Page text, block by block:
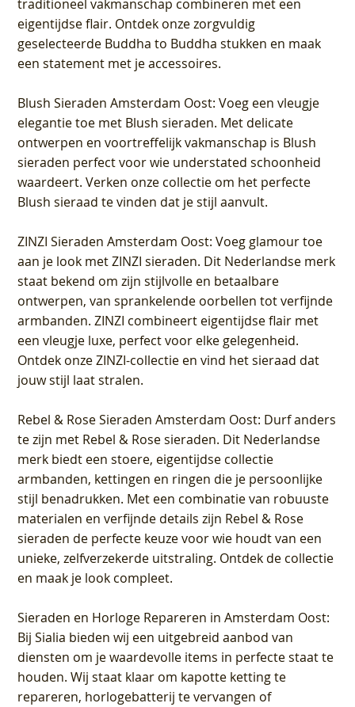
traditioneel vakmanschap combineren met een
eigentijdse flair. Ontdek onze zorgvuldig
geselecteerde Buddha to Buddha stukken en maak
een statement met je accessoires.
Blush Sieraden Amsterdam Oost: Voeg een vleugje
elegantie toe met Blush sieraden. Met delicate
ontwerpen en voortreffelijk vakmanschap is Blush
sieraden perfect voor wie understated schoonheid
waardeert. Verken onze collectie om het perfecte
Blush sieraad te vinden dat je stijl aanvult.
ZINZI Sieraden Amsterdam Oost: Voeg glamour toe
aan je look met ZINZI sieraden. Dit Nederlandse merk
staat bekend om zijn stijlvolle en betaalbare
ontwerpen, van sprankelende oorbellen tot verfijnde
armbanden. ZINZI combineert eigentijdse flair met
een vleugje luxe, perfect voor elke gelegenheid.
Ontdek onze ZINZI-collectie en vind het sieraad dat
jouw stijl laat stralen.
Rebel & Rose Sieraden Amsterdam Oost: Durf anders
te zijn met Rebel & Rose sieraden. Dit Nederlandse
merk biedt een stoere, eigentijdse collectie
armbanden, kettingen en ringen die je persoonlijke
stijl benadrukken. Met een combinatie van robuuste
materialen en verfijnde details zijn Rebel & Rose
sieraden de perfecte keuze voor wie houdt van een
unieke, zelfverzekerde uitstraling. Ontdek de collectie
en maak je look compleet.
Sieraden en Horloge Repareren in Amsterdam Oost:
Bij Sialia bieden wij een uitgebreid aanbod van
diensten om je waardevolle items in perfecte staat te
houden. Wij staat klaar om kapotte ketting te
repareren, horlogebatterij te vervangen of